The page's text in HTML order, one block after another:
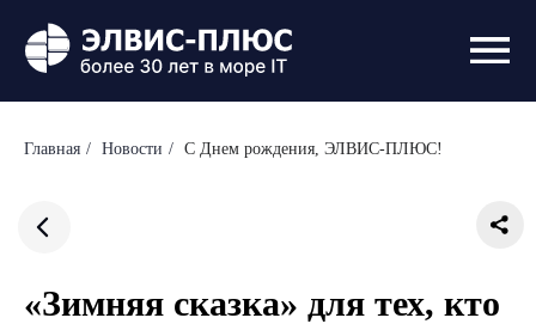
Главная / Новости / С Днем рождения, ЭЛВИС-ПЛЮС!
«Зимняя сказка» для тех, кто